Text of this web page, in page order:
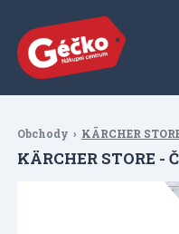
Obchody KÄRCHER
KÄRCHER STORE -